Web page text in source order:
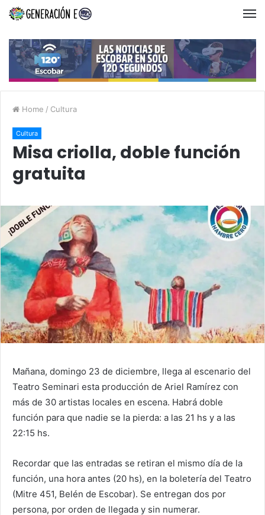
Home / Cultura
Cultura
Misa criolla, doble función
gratuita
Mañana, domingo 23 de diciembre, llega al escenario del
Teatro Seminari esta producción de Ariel Ramírez con
más de 30 artistas locales en escena. Habrá doble
función para que nadie se la pierda: a las 21 hs y a las
22:15 hs.
Recordar que las entradas se retiran el mismo día de la
función, una hora antes (20 hs), en la boletería del Teatro
(Mitre 451, Belén de Escobar). Se entregan dos por
persona, por orden de llegada y sin numerar.